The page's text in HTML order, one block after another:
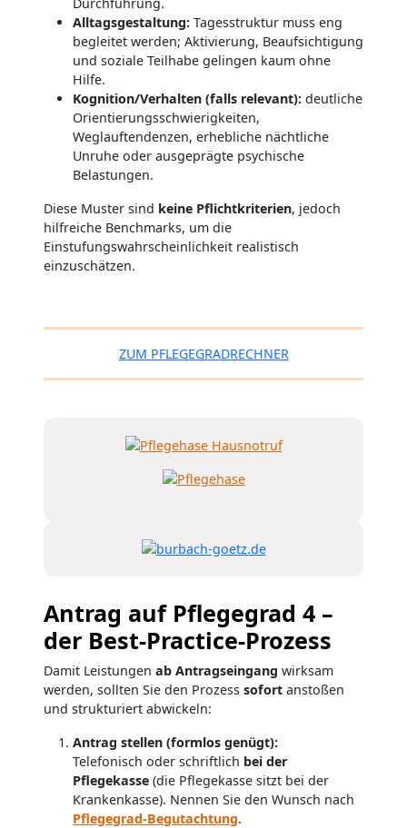
Alltagsgestaltung: Tagesstruktur muss eng
begleitet werden; Aktivierung, Beaufsichtigung
und soziale Teilhabe gelingen kaum ohne
Hilfe.
Kognition/Verhalten (falls relevant): deutliche
Orientierungsschwierigkeiten,
Weglauftendenzen, erhebliche nächtliche
Unruhe oder ausgeprägte psychische
Belastungen.
Diese Muster sind keine Pflichtkriterien, jedoch
hilfreiche Benchmarks, um die
Einstufungswahrscheinlichkeit realistisch
einzuschätzen.
ZUM PFLEGEGRADRECHNER
Antrag auf Pflegegrad 4 –
der Best-Practice-Prozess
Damit Leistungen ab Antragseingang wirksam
werden, sollten Sie den Prozess sofort anstoßen
und strukturiert abwickeln:
Antrag stellen (formlos genügt):
Telefonisch oder schriftlich bei der
Pflegekasse (die Pflegekasse sitzt bei der
Krankenkasse). Nennen Sie den Wunsch nach
Pflegegrad-Begutachtung.